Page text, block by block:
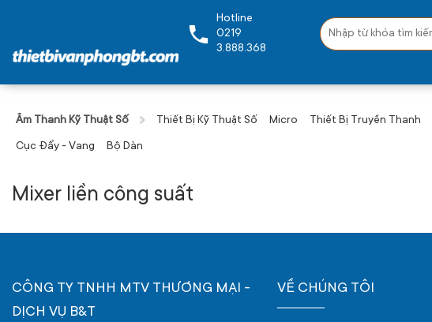
Hotline
0219
3.888.368
Âm Thanh Kỹ Thuật Số Thiết Bị Kỹ Thuật Số Micro Thiết Bị Truyền Thanh
Cục Đẩy - Vang Bộ Dàn
Mixer liền công suất
CÔNG TY TNHH MTV THƯƠNG MẠI -
DỊCH VỤ B&T
VỀ CHÚNG TÔI